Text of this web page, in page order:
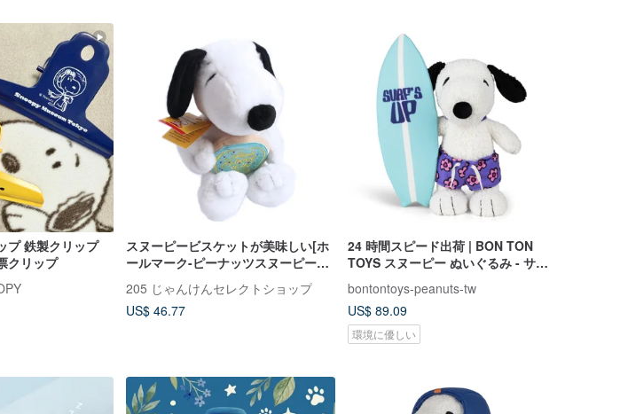
プ 鉄製クリップ
クリップ
スヌーピービスケットが美味しい[ホ
ールマーク-ピーナッツスヌーピーフ
205 じゃんけんセレクトショップ
US$ 46.77
24 時間スピード出荷 | BON TON
TOYS スヌーピー ぬいぐるみ - サー
bontontoys-peanuts-tw
US$ 89.09
環境に優しい